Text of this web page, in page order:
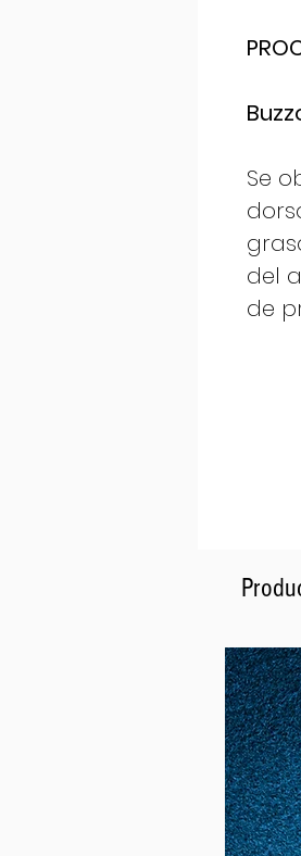
Se
del
de